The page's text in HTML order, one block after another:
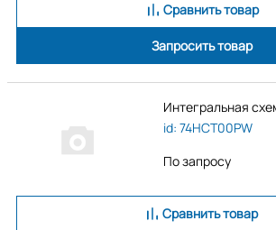
Сравнить товар
Запросить товар
Интегральная
id: 74HCT00PW
По запросу
Сравнить товар